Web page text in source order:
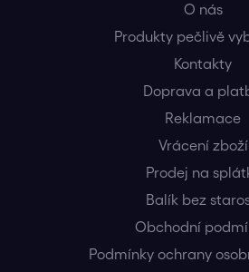
O nás
Produkty pečlivě
Kontakty
Doprava a
Reklamace
Vrácení zboží
Prodej na
Balík bez
Obchodní
Podmínky ochrany